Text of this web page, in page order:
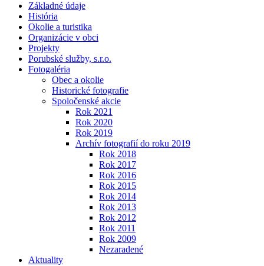
Základné údaje
História
Okolie a turistika
Organizácie v obci
Projekty
Porubské služby, s.r.o.
Fotogaléria
Obec a okolie
Historické fotografie
Spoločenské akcie
Rok 2021
Rok 2020
Rok 2019
Archív fotografií do roku 2019
Rok 2018
Rok 2017
Rok 2016
Rok 2015
Rok 2014
Rok 2013
Rok 2012
Rok 2011
Rok 2009
Nezaradené
Aktuality